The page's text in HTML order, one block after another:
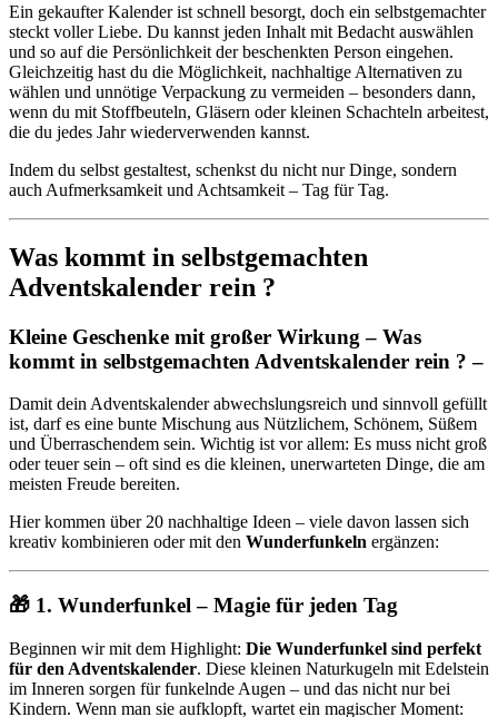
Ein gekaufter Kalender ist schnell besorgt, doch ein selbstgemachter
steckt voller Liebe. Du kannst jeden Inhalt mit Bedacht auswählen
und so auf die Persönlichkeit der beschenkten Person eingehen.
Gleichzeitig hast du die Möglichkeit, nachhaltige Alternativen zu
wählen und unnötige Verpackung zu vermeiden – besonders dann,
wenn du mit Stoffbeuteln, Gläsern oder kleinen Schachteln arbeitest,
die du jedes Jahr wiederverwenden kannst.
Indem du selbst gestaltest, schenkst du nicht nur Dinge, sondern
auch Aufmerksamkeit und Achtsamkeit – Tag für Tag.
Was kommt in selbstgemachten
Adventskalender rein ?
Kleine Geschenke mit großer Wirkung – Was
kommt in selbstgemachten Adventskalender rein ? –
Damit dein Adventskalender abwechslungsreich und sinnvoll gefüllt
ist, darf es eine bunte Mischung aus Nützlichem, Schönem, Süßem
und Überraschendem sein. Wichtig ist vor allem: Es muss nicht groß
oder teuer sein – oft sind es die kleinen, unerwarteten Dinge, die am
meisten Freude bereiten.
Hier kommen über 20 nachhaltige Ideen – viele davon lassen sich
kreativ kombinieren oder mit den Wunderfunkeln ergänzen:
🎁 1. Wunderfunkel – Magie für jeden Tag
Beginnen wir mit dem Highlight: Die Wunderfunkel sind perfekt
für den Adventskalender. Diese kleinen Naturkugeln mit Edelstein
im Inneren sorgen für funkelnde Augen – und das nicht nur bei
Kindern. Wenn man sie aufklopft, wartet ein magischer Moment: